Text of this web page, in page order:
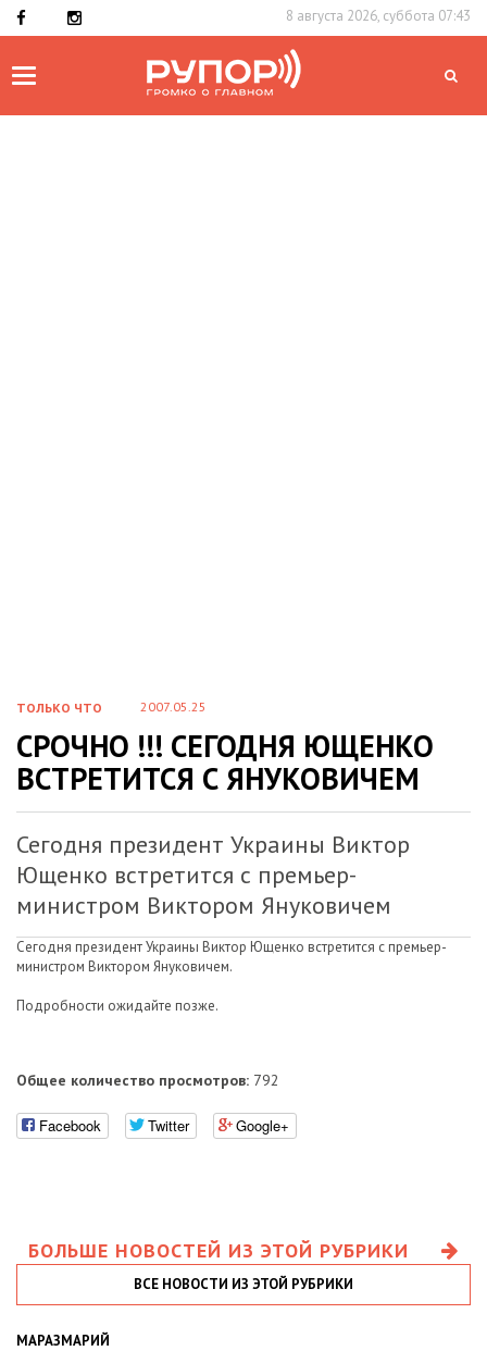
8 августа 2026, суббота 07:43
Toggle
ТОЛЬКО ЧТО 2007.05.25
СРОЧНО !!! СЕГОДНЯ ЮЩЕНКО
ВСТРЕТИТСЯ С ЯНУКОВИЧЕМ
Сегодня президент Украины Виктор
Ющенко встретится с премьер-
министром Виктором Януковичем
Сегодня президент Украины Виктор Ющенко встретится с премьер-
министром Виктором Януковичем.
Подробности ожидайте позже.
Общее количество просмотров: 792
Facebook Twitter Google+
БОЛЬШЕ НОВОСТЕЙ ИЗ ЭТОЙ РУБРИКИ
ВСЕ НОВОСТИ ИЗ ЭТОЙ РУБРИКИ
МАРАЗМАРИЙ